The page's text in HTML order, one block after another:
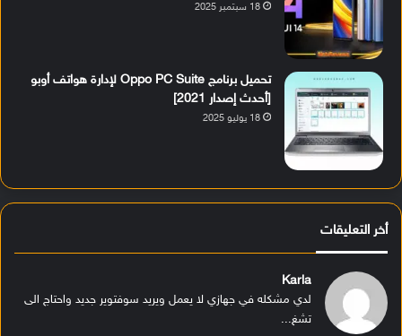
18 سبتمبر 2025
تحميل برنامج Oppo PC Suite لإدارة هواتف أوبو
[أحدث إصدار 2021]
18 يوليو 2025
أخر التعليقات
Karla
لدي مشكله في جهازي لا يعمل ويريد سوفتوير جديد واحتاج الى
تشغ...